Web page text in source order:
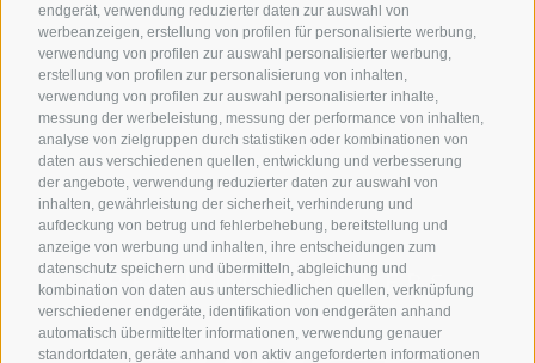
endgerät, verwendung reduzierter daten zur auswahl von
werbeanzeigen, erstellung von profilen für personalisierte werbung,
verwendung von profilen zur auswahl personalisierter werbung,
erstellung von profilen zur personalisierung von inhalten,
verwendung von profilen zur auswahl personalisierter inhalte,
messung der werbeleistung, messung der performance von inhalten,
analyse von zielgruppen durch statistiken oder kombinationen von
daten aus verschiedenen quellen, entwicklung und verbesserung
der angebote, verwendung reduzierter daten zur auswahl von
inhalten, gewährleistung der sicherheit, verhinderung und
aufdeckung von betrug und fehlerbehebung, bereitstellung und
anzeige von werbung und inhalten, ihre entscheidungen zum
datenschutz speichern und übermitteln, abgleichung und
kombination von daten aus unterschiedlichen quellen, verknüpfung
verschiedener endgeräte, identifikation von endgeräten anhand
automatisch übermittelter informationen, verwendung genauer
standortdaten, geräte anhand von aktiv angeforderten informationen
Newsletter
Kontakt
Beratung
Marketing & Vertrieb
PREMIUM PARTNERS